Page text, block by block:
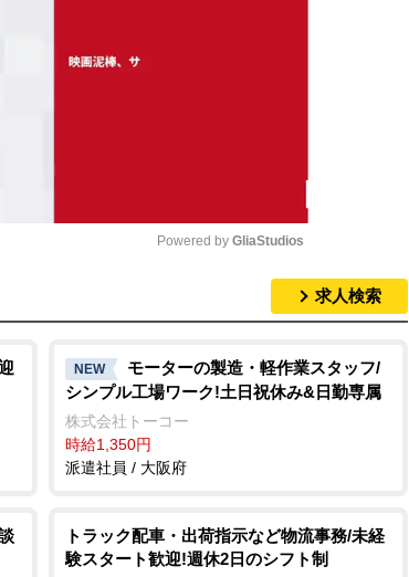
t
e
Powered by GliaStudios
求人検索
NEW
モーターの製造・軽作業スタッフ/
シンプル工場ワーク!土日祝休み&日勤専属
株式会社トーコー
時給1,350円
派遣社員 / 大阪府
トラック配車・出荷指示など物流事務/未経
験スタート歓迎!週休2日のシフト制